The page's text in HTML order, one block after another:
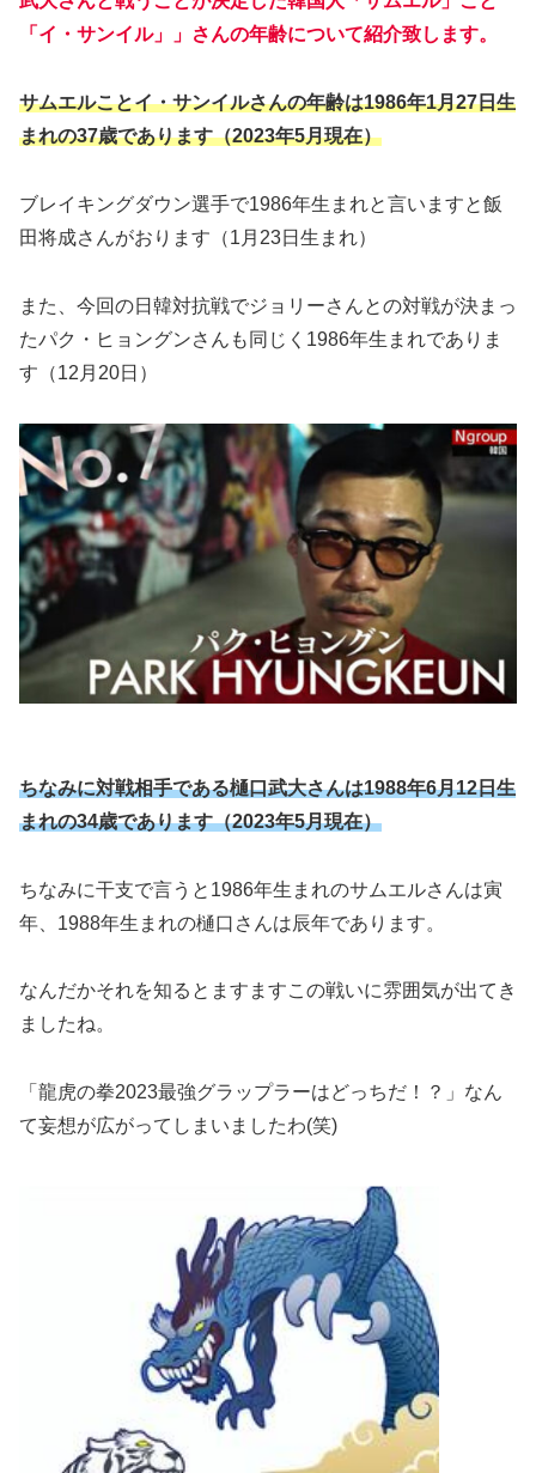
「イ・サンイル」」さんの年齢について紹介致します。
サムエルことイ・サンイルさんの年齢は1986年1月27日生
まれの37歳であります（2023年5月現在）
ブレイキングダウン選手で1986年生まれと言いますと飯
田将成さんがおります（1月23日生まれ）
また、今回の日韓対抗戦でジョリーさんとの対戦が決まっ
たパク・ヒョングンさんも同じく1986年生まれでありま
す（12月20日）
ちなみに対戦相手である樋口武大さんは1988年6月12日生
まれの34歳であります（2023年5月現在）
ちなみに干支で言うと1986年生まれのサムエルさんは寅
年、1988年生まれの樋口さんは辰年であります。
なんだかそれを知るとますますこの戦いに雰囲気が出てき
ましたね。
「龍虎の拳2023最強グラップラーはどっちだ！？」なん
て妄想が広がってしまいましたわ(笑)